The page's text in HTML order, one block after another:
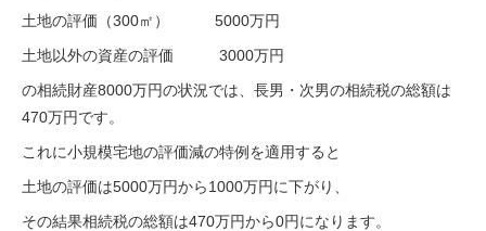
土地の評価（300㎡） 5000万円
土地以外の資産の評価 3000万円
の相続財産8000万円の状況では、長男・次男の相続税の総額は
470万円です。
これに小規模宅地の評価減の特例を適用すると
土地の評価は5000万円から1000万円に下がり、
その結果相続税の総額は470万円から0円になります。